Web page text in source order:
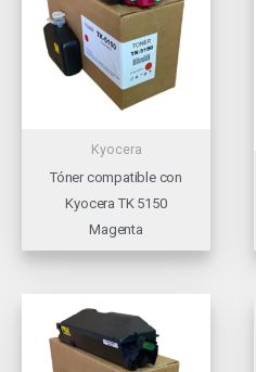
Kyocera
Tóner compatible con
Kyocera TK 5150
Magenta